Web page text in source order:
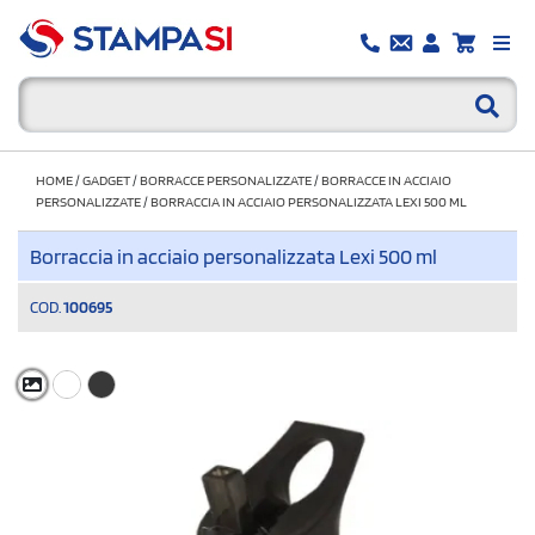
HOME/GADGET/BORRACCE PERSONALIZZATE/BORRACCE IN ACCIAIO
PERSONALIZZATE/BORRACCIA IN ACCIAIO PERSONALIZZATA LEXI 500 ML
Borraccia in acciaio personalizzata Lexi 500 ml
COD. 100695